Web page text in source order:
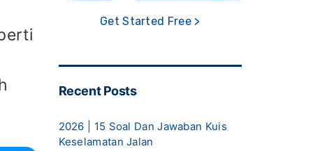
Get Started Free >
Recent Posts
2026 | 15 Soal Dan Jawaban Kuis
Keselamatan Jalan